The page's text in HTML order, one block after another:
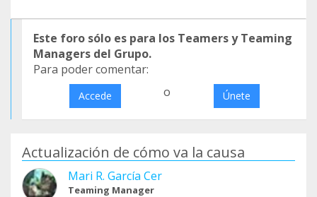
Este foro sólo es para los Teamers y Teaming
Managers del Grupo.
Para poder comentar:
Accede o Únete
Actualización de cómo va la causa
Mari R. García Cer
Teaming Manager